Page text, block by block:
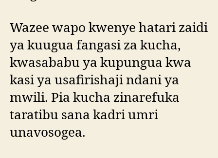
Wazee wapo kwenye hatari zaidi
ya kuugua fangasi za kucha,
kwasababu ya kupungua kwa
kasi ya usafirishaji ndani ya
mwili. Pia kucha zinarefuka
taratibu sana kadri umri
unavosogea.